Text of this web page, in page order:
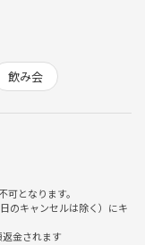
にお伝えします】
が全然違います。です
くれるくらい仲良くな
飲み会
となります。
のキャンセルは除く）にキ
金されます